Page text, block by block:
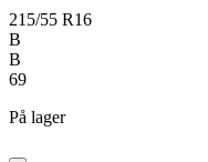
215/55 R16
B
B
69
På lager